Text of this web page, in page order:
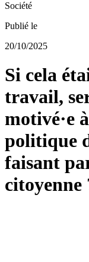
Société
Publié le
20/10/2025
Si cela
travail,
motivé·e
politique
faisant
citoyenne